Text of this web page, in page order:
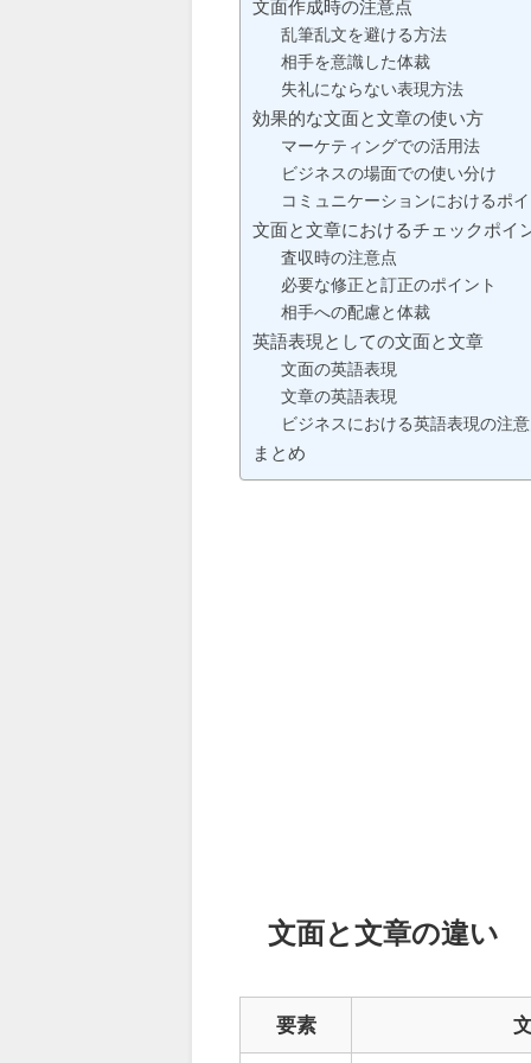
文面作成時の注意点
乱筆乱文を避ける方法
相手を意識した体裁
失礼にならない表現方法
効果的な文面と文章の使い方
マーケティングでの活用法
ビジネスの場面での使い分け
コミュニケーションにおけるポイ
文面と文章におけるチェックポイ
査収時の注意点
必要な修正と訂正のポイント
相手への配慮と体裁
英語表現としての文面と文章
文面の英語表現
文章の英語表現
ビジネスにおける英語表現の注
まとめ
文面と文章の違い
要素